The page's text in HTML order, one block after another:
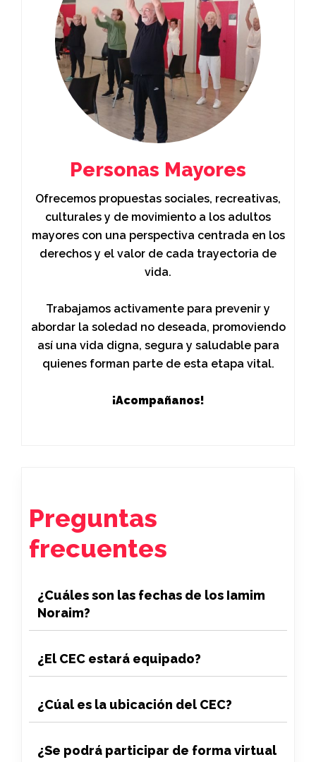
Personas Mayores
Ofrecemos propuestas sociales, recreativas,
culturales y de movimiento a los adultos
mayores con una perspectiva centrada en los
derechos y el valor de cada trayectoria de
vida.
Trabajamos activamente para prevenir y
abordar la soledad no deseada, promoviendo
así una vida digna, segura y saludable para
quienes forman parte de esta etapa vital.
¡Acompañanos!
Preguntas
frecuentes
¿Cuáles son las fechas de los Iamim
Noraim?
¿El CEC estará equipado?
¿Cúal es la ubicación del CEC?
¿Se podrá participar de forma virtual